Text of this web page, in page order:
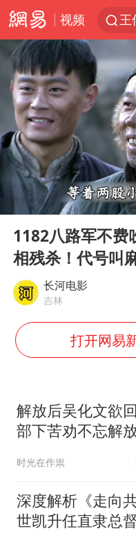
视频
王
王
以
白
Play
00:00
1182八路军不费
相残杀！代号叫
长河电影
吉林
打开网易
解放后吴化文欲
部下苦劝不忘解
时光在作祟
深度解析《走向
世凯升任直隶总